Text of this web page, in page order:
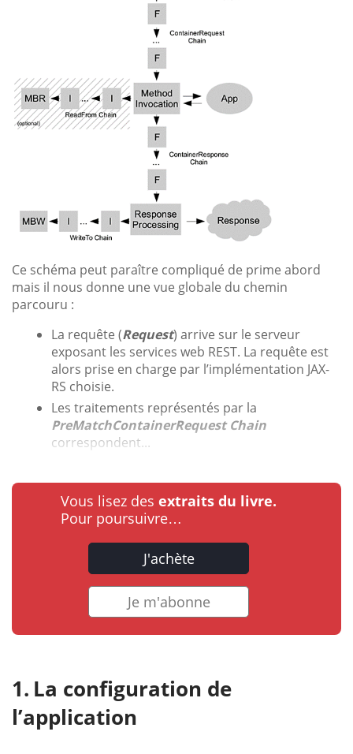
Ce schéma peut paraître compliqué de prime abord
mais il nous donne une vue globale du chemin
parcouru :
La requête (Request) arrive sur le serveur
exposant les services web REST. La requête est
alors prise en charge par l’implémentation JAX-
RS choisie.
Les traitements représentés par la
PreMatchContainerRequest Chain
correspondent...
Vous lisez des extraits du livre.
Pour poursuivre…
J'achète
Je m'abonne
La configuration de
l’application